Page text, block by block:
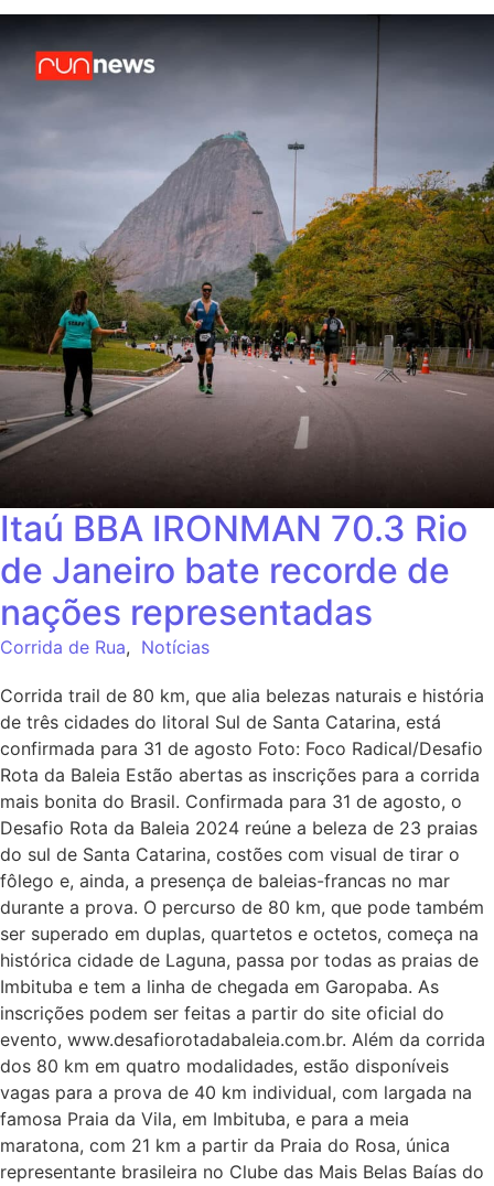
Itaú BBA IRONMAN 70.3 Rio
de Janeiro bate recorde de
nações representadas
Corrida de Rua, Notícias
Corrida trail de 80 km, que alia belezas naturais e história
de três cidades do litoral Sul de Santa Catarina, está
confirmada para 31 de agosto Foto: Foco Radical/Desafio
Rota da Baleia Estão abertas as inscrições para a corrida
mais bonita do Brasil. Confirmada para 31 de agosto, o
Desafio Rota da Baleia 2024 reúne a beleza de 23 praias
do sul de Santa Catarina, costões com visual de tirar o
fôlego e, ainda, a presença de baleias-francas no mar
durante a prova. O percurso de 80 km, que pode também
ser superado em duplas, quartetos e octetos, começa na
histórica cidade de Laguna, passa por todas as praias de
Imbituba e tem a linha de chegada em Garopaba. As
inscrições podem ser feitas a partir do site oficial do
evento, www.desafiorotadabaleia.com.br. Além da corrida
dos 80 km em quatro modalidades, estão disponíveis
vagas para a prova de 40 km individual, com largada na
famosa Praia da Vila, em Imbituba, e para a meia
maratona, com 21 km a partir da Praia do Rosa, única
representante brasileira no Clube das Mais Belas Baías do